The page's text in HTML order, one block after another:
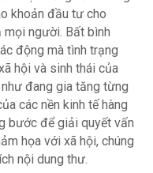
khoản đầu tư cho
người. Bất bình
động mà tình trạng
hội và sinh thái của
đang gia tăng từng
các nền kinh tế hàng
bước để giải quyết vấn
họa với xã hội, chúng
nội dung thư.